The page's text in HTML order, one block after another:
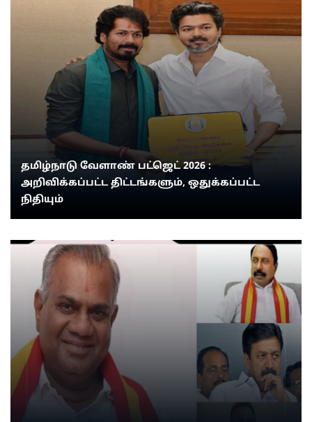
தமிழ்நாடு வேளாண் பட்ஜெட் 2026 :
அறிவிக்கப்பட்ட திட்டங்களும், ஒதுக்கப்பட்ட
நிதியும்